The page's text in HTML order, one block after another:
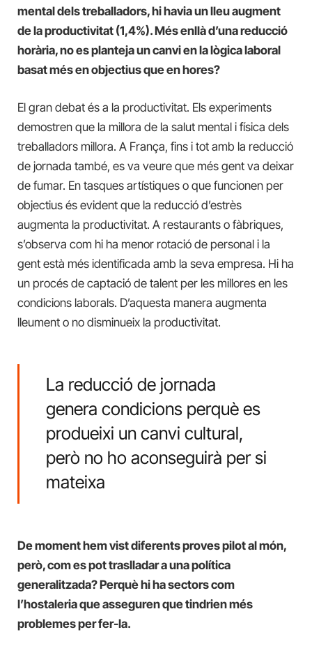
mental dels treballadors, hi havia un lleu augment
de la productivitat (1,4%). Més enllà d’una reducció
horària, no es planteja un canvi en la lògica laboral
basat més en objectius que en hores?
El gran debat és a la productivitat. Els experiments
demostren que la millora de la salut mental i física dels
treballadors millora. A França, fins i tot amb la reducció
de jornada també, es va veure que més gent va deixar
de fumar. En tasques artístiques o que funcionen per
objectius és evident que la reducció d’estrès
augmenta la productivitat. A restaurants o fàbriques,
s’observa com hi ha menor rotació de personal i la
gent està més identificada amb la seva empresa. Hi ha
un procés de captació de talent per les millores en les
condicions laborals. D’aquesta manera augmenta
lleument o no disminueix la productivitat.
La reducció de jornada
genera condicions perquè es
produeixi un canvi cultural,
però no ho aconseguirà per si
mateixa
De moment hem vist diferents proves pilot al món,
però, com es pot traslladar a una política
generalitzada? Perquè hi ha sectors com
l’hostaleria que asseguren que tindrien més
problemes per fer-la.